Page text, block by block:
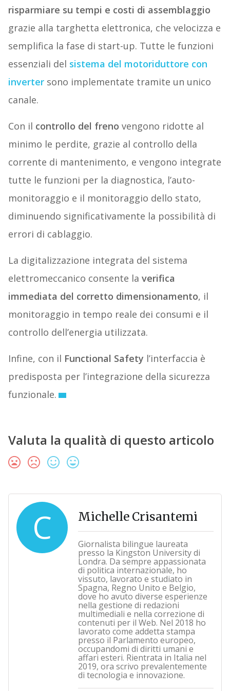
risparmiare su tempi e costi di assemblaggio
grazie alla targhetta elettronica, che velocizza e
semplifica la fase di start-up. Tutte le funzioni
essenziali del sistema del motoriduttore con
invertersono implementate tramite un unico
canale.
Con il controllo del freno vengono ridotte al
minimo le perdite, grazie al controllo della
corrente di mantenimento, e vengono integrate
tutte le funzioni per la diagnostica, l’auto-
monitoraggio e il monitoraggio dello stato,
diminuendo significativamente la possibilità di
errori di cablaggio.
La digitalizzazione integrata del sistema
elettromeccanico consente la verifica
immediata del corretto dimensionamento, il
monitoraggio in tempo reale dei consumi e il
controllo dell’energia utilizzata.
Infine, con il Functional Safety l’interfaccia è
predisposta per l’integrazione della sicurezza
funzionale.
Valuta la qualità di questo articolo
C Michelle Crisantemi
Giornalista bilingue laureata
presso la Kingston University di
Londra. Da sempre appassionata
di politica internazionale, ho
vissuto, lavorato e studiato in
Spagna, Regno Unito e Belgio,
dove ho avuto diverse esperienze
nella gestione di redazioni
multimediali e nella correzione di
contenuti per il Web. Nel 2018 ho
lavorato come addetta stampa
presso il Parlamento europeo,
occupandomi di diritti umani e
affari esteri. Rientrata in Italia nel
2019, ora scrivo prevalentemente
di tecnologia e innovazione.